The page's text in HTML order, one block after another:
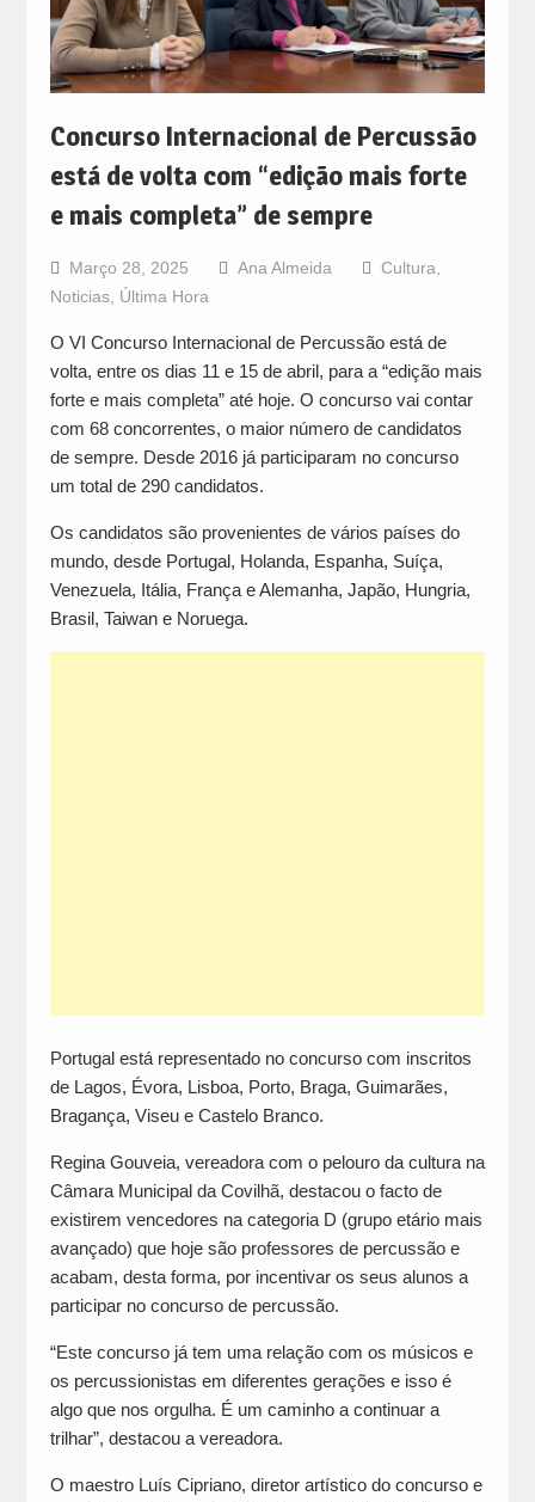
Concurso Internacional de Percussão
está de volta com “edição mais forte
e mais completa” de sempre
Março 28, 2025 Ana Almeida Cultura
Noticias, Última Hora
O VI Concurso Internacional de Percussão está de
volta, entre os dias 11 e 15 de abril, para a “edição mais
forte e mais completa” até hoje. O concurso vai contar
com 68 concorrentes, o maior número de candidatos
de sempre. Desde 2016 já participaram no concurso
um total de 290 candidatos.
Os candidatos são provenientes de vários países do
mundo, desde Portugal, Holanda, Espanha, Suíça,
Venezuela, Itália, França e Alemanha, Japão, Hungria,
Brasil, Taiwan e Noruega.
Portugal está representado no concurso com inscritos
de Lagos, Évora, Lisboa, Porto, Braga, Guimarães,
Bragança, Viseu e Castelo Branco.
Regina Gouveia, vereadora com o pelouro da cultura na
Câmara Municipal da Covilhã, destacou o facto de
existirem vencedores na categoria D (grupo etário mais
avançado) que hoje são professores de percussão e
acabam, desta forma, por incentivar os seus alunos a
participar no concurso de percussão.
“Este concurso já tem uma relação com os músicos e
os percussionistas em diferentes gerações e isso é
algo que nos orgulha. É um caminho a continuar a
trilhar”, destacou a vereadora.
O maestro Luís Cipriano, diretor artístico do concurso e